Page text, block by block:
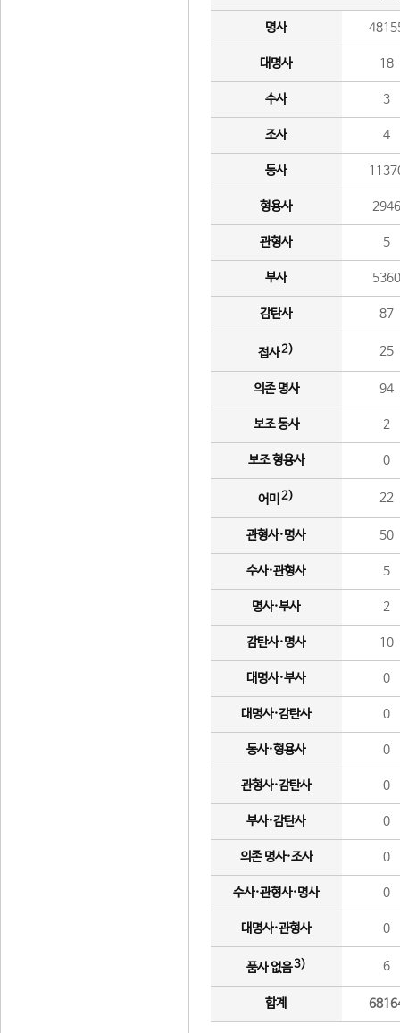
명사
대명사 18
수사 3
조사 4
동사
형용사 2946
관형사 5
부사 5360
감탄사 87
접사2) 25
의존 명사 94
보조 동사 2
보조 형용사 0
어미 2) 22
관형사·명사 50
수사·관형사 5
명사·부사 2
감탄사·명사 10
대명사·부사 0
대명사·감탄사 0
동사·형용사 0
관형사·감탄사 0
부사·감탄사 0
의존 명사·조사 0
수사·관형사·명사 0
대명사·관형사 0
품사 없음3) 6
합계